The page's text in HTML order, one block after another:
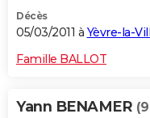
Décès
05/03/2011 à Yèvre-la-
Famille BALLOT
Yann BENAMER